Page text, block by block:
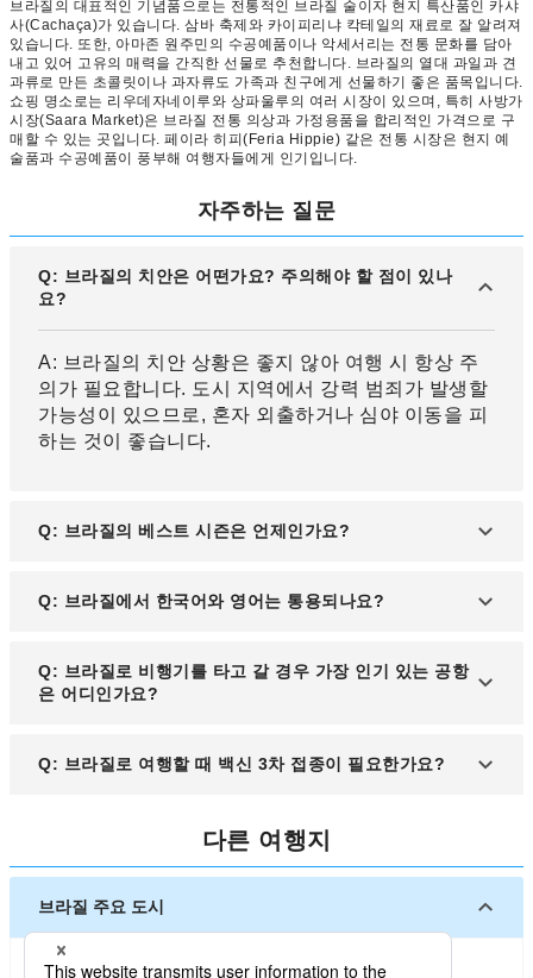
브라질의 대표적인 기념품으로는 전통적인 브라질 술이자 현지 특산품인 카샤
사(Cachaça)가 있습니다. 삼바 축제와 카이피리냐 칵테일의 재료로 잘 알려져
있습니다. 또한, 아마존 원주민의 수공예품이나 악세서리는 전통 문화를 담아
내고 있어 고유의 매력을 간직한 선물로 추천합니다. 브라질의 열대 과일과 견
과류로 만든 초콜릿이나 과자류도 가족과 친구에게 선물하기 좋은 품목입니다.
쇼핑 명소로는 리우데자네이루와 상파울루의 여러 시장이 있으며, 특히 사방가
시장(Saara Market)은 브라질 전통 의상과 가정용품을 합리적인 가격으로 구
매할 수 있는 곳입니다. 페이라 히피(Feria Hippie) 같은 전통 시장은 현지 예
술품과 수공예품이 풍부해 여행자들에게 인기입니다.
자주하는 질문
Q: 브라질의 치안은 어떤가요? 주의해야 할 점이 있나
요?
A: 브라질의 치안 상황은 좋지 않아 여행 시 항상 주
의가 필요합니다. 도시 지역에서 강력 범죄가 발생할
가능성이 있으므로, 혼자 외출하거나 심야 이동을 피
하는 것이 좋습니다.
Q: 브라질의 베스트 시즌은 언제인가요?
A: 브라질 여행에 가장 좋은 시기는 9월에서 10월입
Q: 브라질에서 한국어와 영어는 통용되나요?
A: 대부분 영어가 통하지 않지만, 유명 관광지나 호텔
에서는 영어가 가능할 수도 있습니다.
Q: 브라질로 비행기를 타고 갈 경우 가장 인기 있는 공항
은 어디인가요?
A: 브라질의 도시 상파울루에 위치한 "구아룰류스 국
Q: 브라질로 여행할 때 백신 3차 접종이 필요한가요?
A: 브라질 여행 전 백신 접종이 권장되지만, 3차 접종
다른 여행지
브라질 주요 도시
리우데자네이루상파울루사우바도르쿠리치바